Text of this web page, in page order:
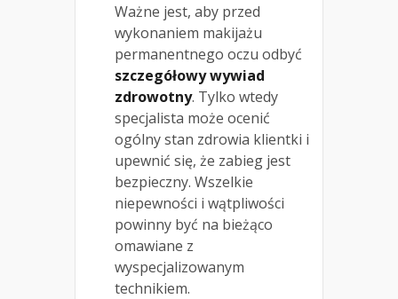
Ważne jest, aby przed
wykonaniem makijażu
permanentnego oczu odbyć
szczegółowy wywiad
zdrowotny. Tylko wtedy
specjalista może ocenić
ogólny stan zdrowia klientki i
upewnić się, że zabieg jest
bezpieczny. Wszelkie
niepewności i wątpliwości
powinny być na bieżąco
omawiane z
wyspecjalizowanym
technikiem.